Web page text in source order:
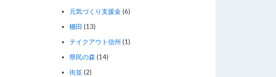
元気づくり支援金(6)
棚田 (13)
テイクアウト信州 (1)
県民の森 (14)
街並 (2)